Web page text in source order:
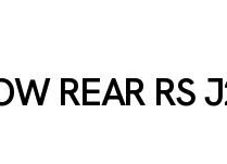
REAR RS